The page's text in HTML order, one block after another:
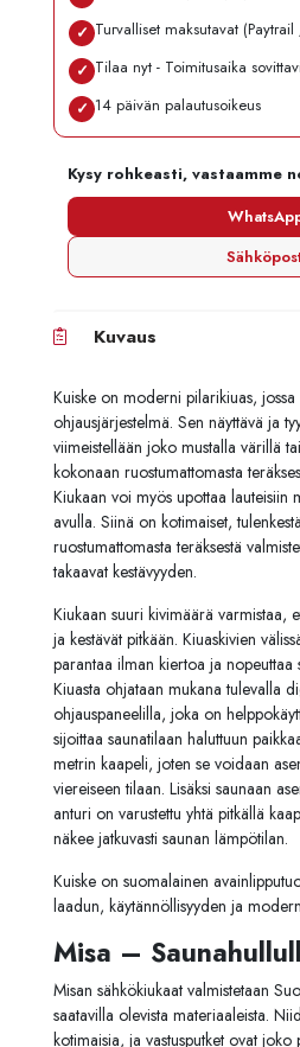
✓ Turvalliset maksutavat
✓ Tilaa nyt - Toimitusaika
✓ 14 päivän palautusoikeus
Kysy rohkeasti, vastaamme
Kuvaus
Kuiske on moderni pilarikiuas,
ohjausjärjestelmä. Sen näyttävä ja
viimeistellään joko mustalla värillä
kokonaan ruostumattomasta
Kiukaan voi myös upottaa lauteisiin
avulla. Siinä on kotimaiset,
ruostumattomasta teräksestä
takaavat kestävyyden.
Kiukaan suuri kivimäärä varmistaa,
ja kestävät pitkään. Kiuaskivien
parantaa ilman kiertoa ja nopeuttaa
Kiuasta ohjataan mukana tulevalla
ohjauspaneelilla, joka on
sijoittaa saunatilaan haluttuun
metrin kaapeli, joten se voidaan
viereiseen tilaan. Lisäksi saunaan
anturi on varustettu yhtä pitkällä
näkee jatkuvasti saunan lämpötilan.
Kuiske on suomalainen
laadun, käytännöllisyyden ja
Misa –
Misan sähkökiukaat valmistetaan
saatavilla olevista materiaaleista.
kotimaisia, ja vastusputket ovat joko